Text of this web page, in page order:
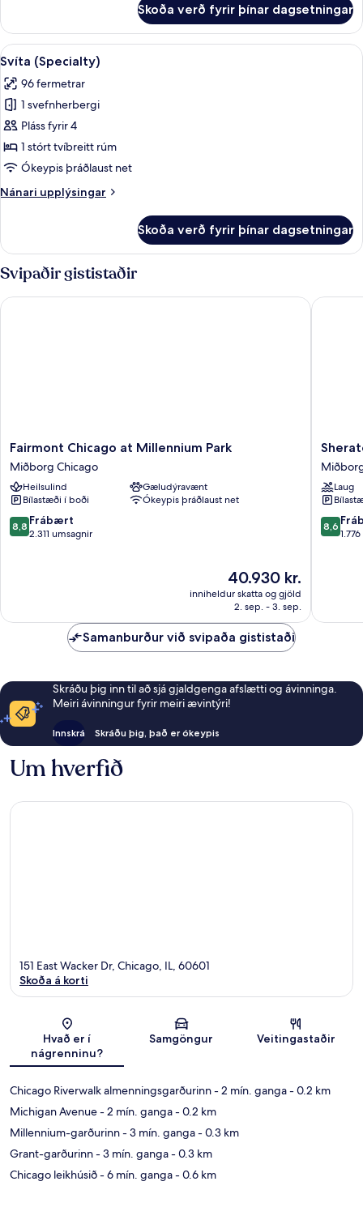
tvíbreitt
rúm
(High
Floor)
herbergi
1
tvíbreitt
rúm
Floor)
Skoða verð fyrir þínar dagsetningar
Skoða
allar
myndir
fyrir
Svíta
(Specialty)
Svíta (Specialty) | Rúmföt af bestu
15
Svíta (Specialty)
96 fermetrar
1 svefnherbergi
Pláss fyrir 4
1 stórt tvíbreitt rúm
Ókeypis þráðlaust net
Nánari upplýsingar
Nánari
(Specialty)
Skoða verð fyrir þínar dagsetningar
Svipaðir gististaðir
Fairmont
Chicago
at
Millennium
Park
Miðborg
Chicago
Fairmont Chicago at Millennium Park
Miðborg Chicago
Heilsulind
Gæludýravænt
Bílastæði í boði
Ókeypis þráðlaust net
8.8
af
8,8 Frábært
2.311 umsagnir
Verðið
er
40.930 kr.
40.930 kr.
inniheldur skatta og gjöld
2. sep. - 3. sep.
Fairmont Chicago at Millennium Park
Grand
Chicago
Chicago
Laug
8.6
af
8,6
Samanburður við svipaða gististaði
Skráðu þig inn til að sjá gjaldgenga afslætti og ávinninga.
Meiri ávinningur fyrir meiri ævintýri!
Innskrá Skráðu þig, það er ókeypis
Um hverfið
Kort
151 East Wacker Dr, Chicago, IL, 60601
Skoða á korti
Hvað er í
nágrenninu?
Samgöngur Veitingastaðir
Chicago Riverwalk almenningsgarðurinn- 2 mín. ganga- 0.2 km
Michigan Avenue- 2 mín. ganga- 0.2 km
Millennium-garðurinn- 3 mín. ganga- 0.3 km
Grant-garðurinn- 3 mín. ganga- 0.3 km
Chicago leikhúsið- 6 mín. ganga- 0.6 km